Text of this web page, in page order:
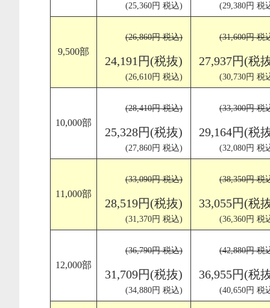
(25,360円 税込) (29,380円 税
9,500部
(26,860円 税込)
24,191円(税抜)
(26,610円 税込)
(31,600円 税
27,937円(税
(30,730円 税
10,000部
(28,410円 税込)
25,328円(税抜)
(27,860円 税込)
(33,300円 税
29,164円(税
(32,080円 税
11,000部
(33,090円 税込)
28,519円(税抜)
(31,370円 税込)
(38,350円 税
33,055円(税
(36,360円 税
12,000部
(36,790円 税込)
31,709円(税抜)
(34,880円 税込)
(42,880円 税
36,955円(税
(40,650円 税